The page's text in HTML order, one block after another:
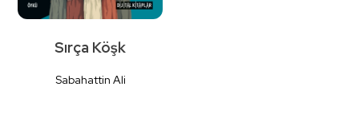
Sırça Köşk
Sabahattin Ali